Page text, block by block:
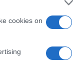
cookies on